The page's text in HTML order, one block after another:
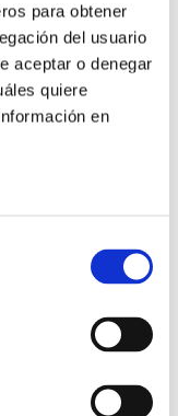
para obtener
del usuario
aceptar o denegar
quiere
en
el